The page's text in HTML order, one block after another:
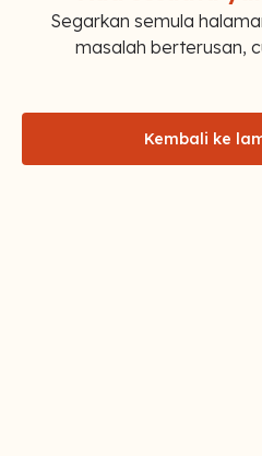
Segarkan semula
masalah berterusan,
Kembali ke